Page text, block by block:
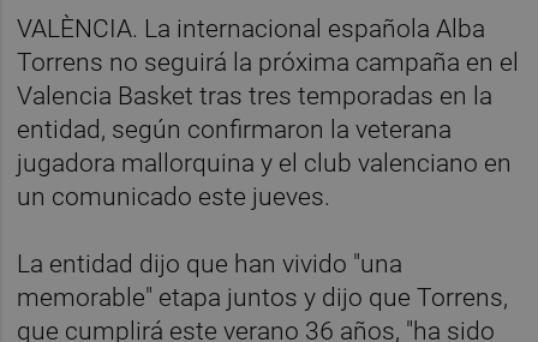
VALÈNCIA. La internacional española Alba
Torrens no seguirá la próxima campaña en el
Valencia Basket tras tres temporadas en la
entidad, según confirmaron la veterana
jugadora mallorquina y el club valenciano en
un comunicado este jueves.
La entidad dijo que han vivido "una
memorable" etapa juntos y dijo que Torrens,
que cumplirá este verano 36 años, "ha sido